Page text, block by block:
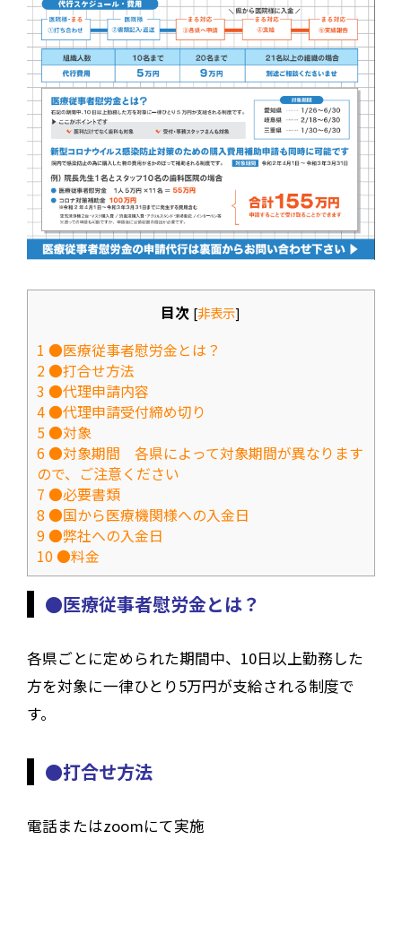
目次 [非表示]
1 ●医療従事者慰労金とは？
2●打合せ方法
3 ●代理申請内容
4●代理申請受付締め切り
5●対象
6●対象期間 各県によって対象期間が異なります
ので、ご注意ください
7 ●必要書類
8 ●国から医療機関様への入金日
9●弊社への入金日
10●料金
●医療従事者慰労金とは？
各県ごとに定められた期間中、10日以上勤務した
方を対象に一律ひとり5万円が支給される制度で
す。
●打合せ方法
電話またはzoomにて実施